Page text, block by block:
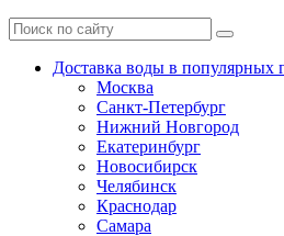
Доставка воды в популярных
Москва
Санкт-Петербург
Нижний Новгород
Екатеринбург
Новосибирск
Челябинск
Краснодар
Самара